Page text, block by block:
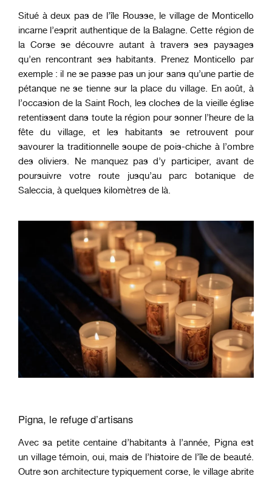
Situé à deux pas de l’île Rousse, le village de Monticello
incarne l’esprit authentique de la Balagne. Cette région de
la Corse se découvre autant à travers ses paysages
qu’en rencontrant ses habitants. Prenez Monticello par
exemple : il ne se passe pas un jour sans qu’une partie de
pétanque ne se tienne sur la place du village. En août, à
l’occasion de la Saint Roch, les cloches de la vieille église
retentissent dans toute la région pour sonner l’heure de la
fête du village, et les habitants se retrouvent pour
savourer la traditionnelle soupe de pois-chiche à l’ombre
des oliviers. Ne manquez pas d’y participer, avant de
poursuivre votre route jusqu’au parc botanique de
Saleccia, à quelques kilomètres de là.
Pigna, le refuge d’artisans
Avec sa petite centaine d’habitants à l’année, Pigna est
un village témoin, oui, mais de l’histoire de l’île de beauté.
Outre son architecture typiquement corse, le village abrite